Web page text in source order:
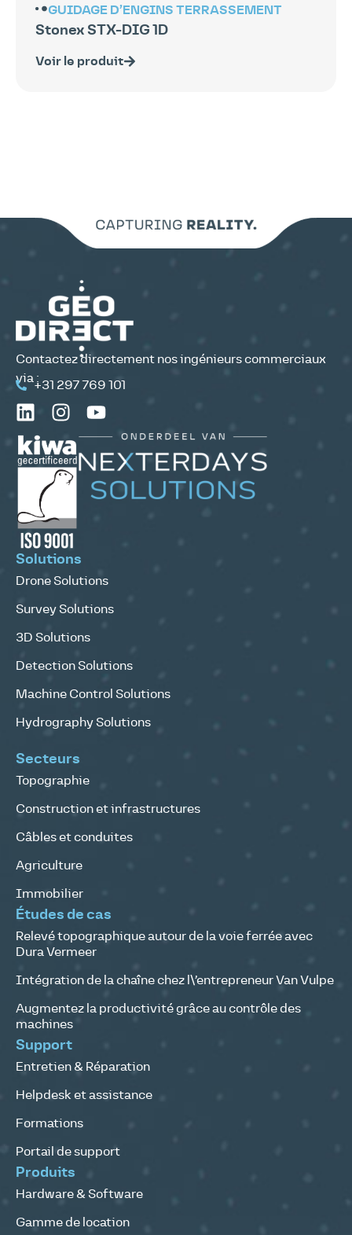
GUIDAGE D’ENGINS TERRASSEMENT
Stonex STX-DIG 1D
Voir le produit
Contactez directement nos ingénieurs commerciaux
via :
+31 297 769 101
Solutions
Drone Solutions
Survey Solutions
3D Solutions
Detection Solutions
Machine Control Solutions
Hydrography Solutions
Secteurs
Topographie
Construction et infrastructures
Câbles et conduites
Agriculture
Immobilier
Études de cas
Relevé topographique autour de la voie ferrée avec
Dura Vermeer
Intégration de la chaîne chez l\’entrepreneur Van Vulpe
Augmentez la productivité grâce au contrôle des
machines
Support
Entretien & Réparation
Helpdesk et assistance
Formations
Portail de support
Produits
Hardware & Software
Gamme de location